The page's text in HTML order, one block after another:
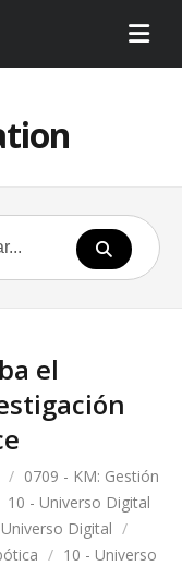
el
/ 0709 - KM: Gestión
10 - Universo Digital
Digital /
/ 10 - Universo